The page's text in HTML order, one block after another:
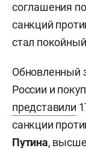
соглашения
санкций
стал
Обновленный
России и
представили
санкции
Путина,